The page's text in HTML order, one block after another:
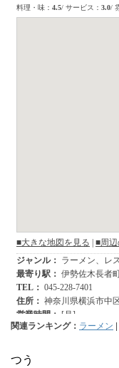
関連ランキング： ラーメン
つう